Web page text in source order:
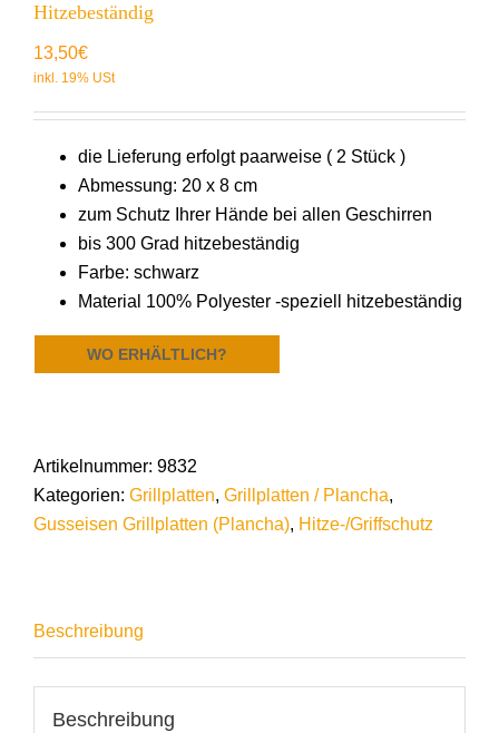
Hitzebeständig
13,50€
die Lieferung erfolgt paarweise ( 2 Stück )
Abmessung: 20 x 8 cm
zum Schutz Ihrer Hände bei allen Geschirren
bis 300 Grad hitzebeständig
Farbe: schwarz
Material 100% Polyester -speziell hitzebeständig
WO ERHÄLTLICH?
Artikelnummer: 9832
Kategorien: Grillplatten, Grillplatten / Plancha,
Gusseisen Grillplatten (Plancha), Hitze-/Griffschutz
Beschreibung
Beschreibung